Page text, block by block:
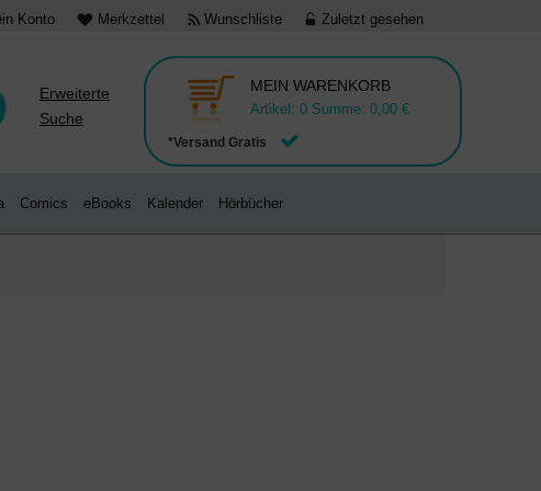
Konto Merkzettel Wunschliste Zuletzt gesehen
Erweiterte
Suche
*Versand Gratis
MEIN WARENKORB
Artikel: 0 Summe: 0,00 €
Comics eBooks Kalender Hörbücher